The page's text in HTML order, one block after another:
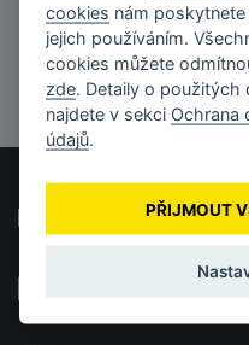
Časté otázky
cookies nám
jejich používáním.
cookies můžete
zde. Detaily o použitých
najdete v sekci Ochrana
údajů.
PŘIJMOUT